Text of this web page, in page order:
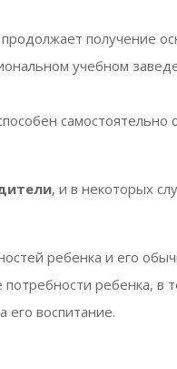
получение
учебном
самостоятельно
, и в некоторых
ребенка и его
ребенка, в
его воспитание.